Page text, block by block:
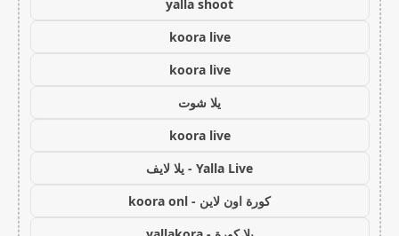
yalla shoot
koora live
koora live
يلا شوت
koora live
Yalla Live - يلا لايف
كورة اون لاين - koora onl